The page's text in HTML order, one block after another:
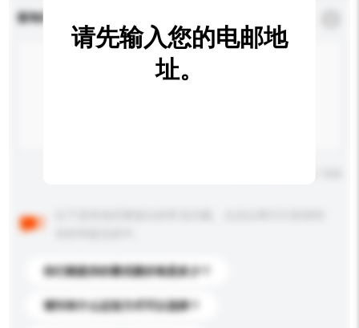
查询内容
你们能提供的最优惠价格是多少？
请问有什么运送方式可以选择？
请先输入您的电邮地
址。